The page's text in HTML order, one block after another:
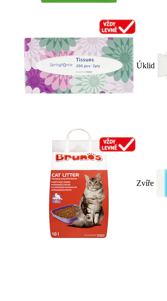
Úklid
Zvíře